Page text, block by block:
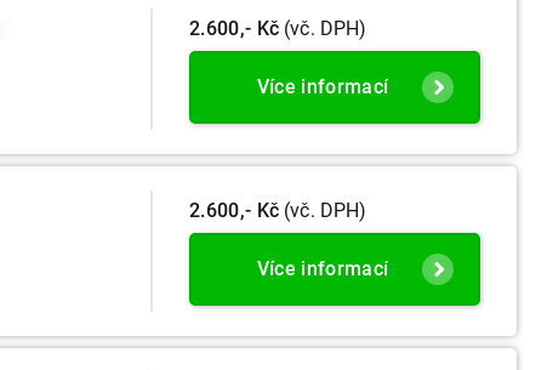
2.600,- Kč (vč. DPH)
Více informací
2.600,- Kč (vč. DPH)
Více informací